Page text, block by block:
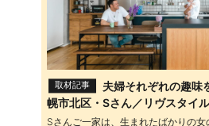
取材記事
夫婦それぞれの趣
幌市北区・Sさん／リヴスタイル
Sさんご一家は、生まれたばかりの女